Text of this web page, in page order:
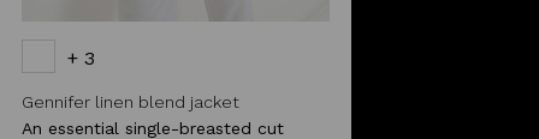
+ 3
Gennifer linen blend jacket
An essential single-breasted cut